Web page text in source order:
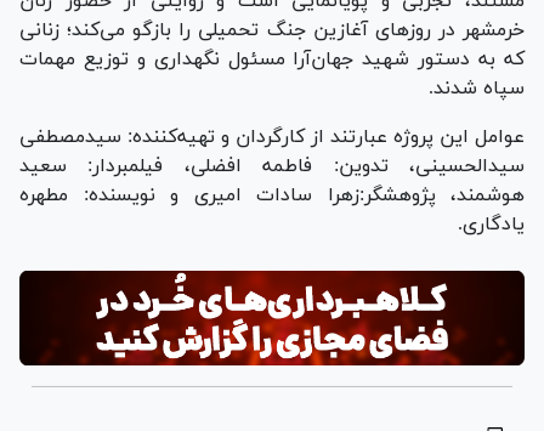
خرمشهر در روزهای آغازین جنگ تحمیلی را بازگو می‌کند؛ زنانی
که به دستور شهید جهان‌آرا مسئول نگهداری و توزیع مهمات
سپاه شدند.
عوامل این پروژه عبارتند از کارگردان و تهیه‌کننده: سیدمصطفی
سیدالحسینی، تدوین: فاطمه افضلی، فیلمبردار: سعید
هوشمند، پژوهشگر:زهرا سادات امیری و نویسنده: مطهره
یادگاری.